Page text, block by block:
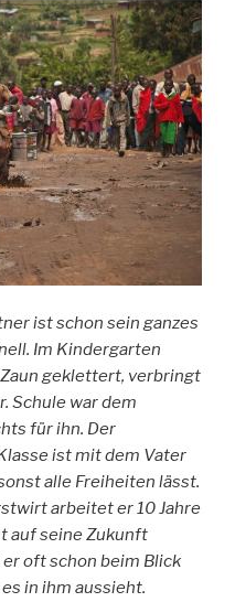
ist schon sein ganzes
Im Kindergarten
geklettert, verbringt
Schule war dem
für ihn. Der
ist mit dem Vater
alle Freiheiten lässt.
arbeitet er 10 Jahre
auf seine Zukunft
oft schon beim Blick
in ihm aussieht.